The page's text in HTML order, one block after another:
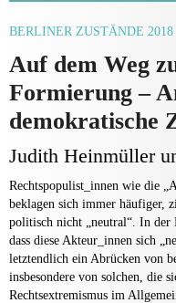
BERLINER ZUSTÄNDE 2018
Auf dem Weg
Formierung –
demokratische
Judith Heinmüller
Rechtspopulist_innen wie die
beklagen sich immer häufiger,
politisch nicht „neutral“. In der
dass diese Akteur_innen sich
letztendlich ein Abrücken von
insbesondere von solchen, die
Rechtsextremismus im